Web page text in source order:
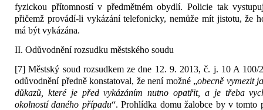
fyzickou přítomností v předmětném obydlí. Policie tak
přičemž provádí-li vykázání telefonicky, nemůže mít jistotu, že
má být vykázána.
II. Odůvodnění rozsudku městského soudu
[7] Městský soud rozsudkem ze dne 12. 9. 2013, č. j. 10 A
odůvodnění předně konstatoval, že není možné „obecně vymezit
důkazů, které je před vykázáním nutno opatřit, a je třeba
okolností daného případu“. Prohlídka domu žalobce by v tomto